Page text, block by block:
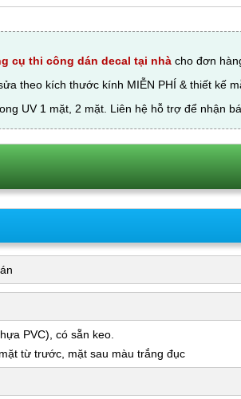
cụ thi công dán decal tại nhà cho đơn
theo kích thước kính MIỄN PHÍ & thiết kế
UV 1 mặt, 2 mặt. Liên hệ hỗ trợ để nhận
PVC), có sẵn keo.
từ trước, mặt sau màu trắng đục